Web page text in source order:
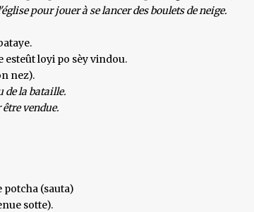
pour jouer à se lancer des boulets de neige.
esteût loyi po sèy vindou.
nez).
de la bataille.
vendue.
potcha (sauta)
sotte).